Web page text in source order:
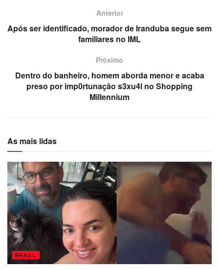
Anterior
Após ser identificado, morador de Iranduba segue sem
familiares no IML
Próximo
Dentro do banheiro, homem aborda menor e acaba
preso por imp0rtunação s3xu4l no Shopping
Millennium
As mais lidas
BRASIL